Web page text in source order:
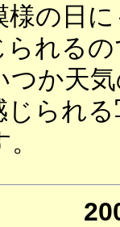
様の日
られる
つか天
じられる